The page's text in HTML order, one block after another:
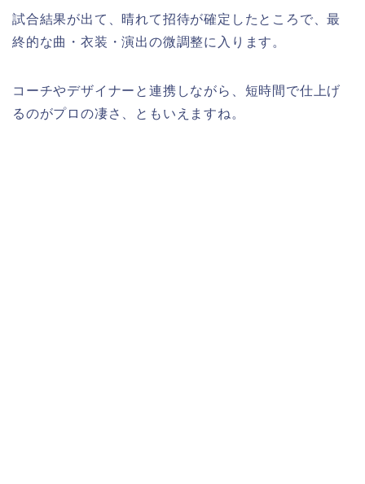
試合結果が出て、晴れて招待が確定したところで、最
終的な曲・衣装・演出の微調整に入ります。
コーチやデザイナーと連携しながら、短時間で仕上げ
るのがプロの凄さ、ともいえますね。